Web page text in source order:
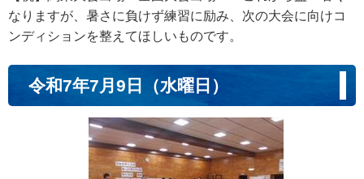
なりますが、暑さに負けず練習に励み、次の大会に向けコ
ンディションを整えてほしいものです。
令和7年7月9日（水曜日）